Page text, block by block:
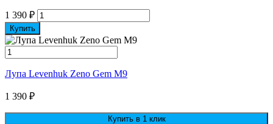
1 390 ₽
Купить
Лупа Levenhuk Zeno Gem M9
1 390 ₽